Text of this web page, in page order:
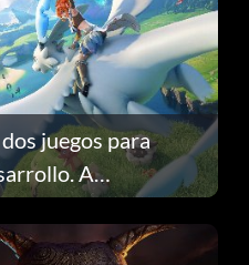
juegos para
A
por qué.